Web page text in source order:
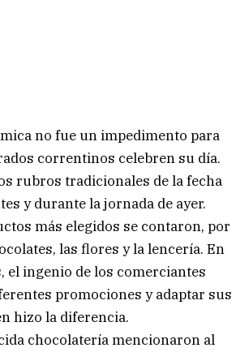
no fue un impedimento para
correntinos celebren su día.
rubros tradicionales de la fecha
y durante la jornada de ayer.
más elegidos se contaron, por
las flores y la lencería. En
el ingenio de los comerciantes
promociones y adaptar sus
hizo la diferencia.
chocolatería mencionaron al